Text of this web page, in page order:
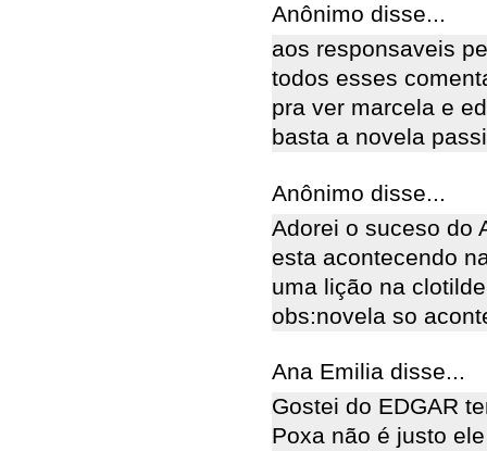
Anônimo disse...
aos responsaveis
todos esses
pra ver marcela e
basta a novela
Anônimo disse...
Adorei o suceso do
esta acontecendo
uma lição na
obs:novela so
Ana Emilia disse...
Gostei do EDGAR
Poxa não é justo